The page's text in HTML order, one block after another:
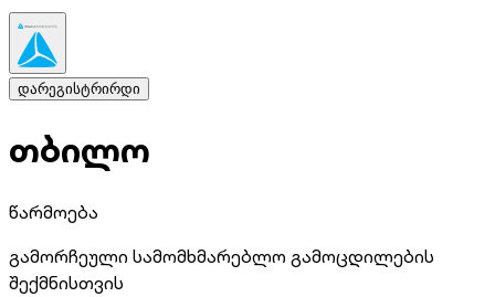
დარეგისტრირდი
თბილო
წარმოება
გამორჩეული სამომხმარებლო გამოცდილების
შექმნისთვის